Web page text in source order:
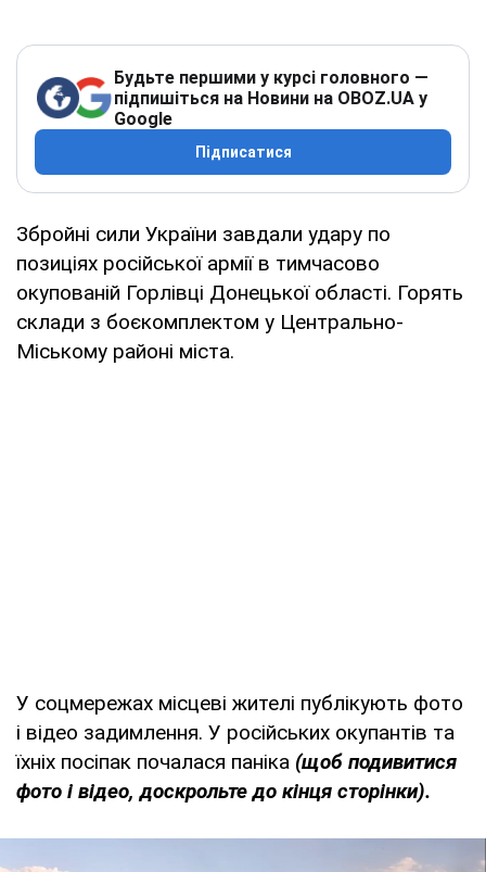
Будьте першими у курсі головного —
підпишіться на Новини на OBOZ.UA у
Google
Підписатися
Збройні сили України завдали удару по
позиціях російської армії в тимчасово
окупованій Горлівці Донецької області. Горять
склади з боєкомплектом у Центрально-
Міському районі міста.
У соцмережах місцеві жителі публікують фото
і відео задимлення. У російських окупантів та
їхніх посіпак почалася паніка (щоб подивитися
фото і відео, доскрольте до кінця сторінки).